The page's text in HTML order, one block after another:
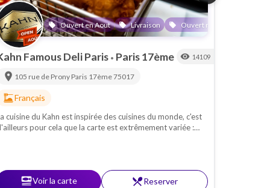
local_offer Ouvert en Aout local_offer Livraison local_offer Ouvert motsae chabbat
Famous Deli Paris • Paris 17ème visibility 14109
location_on 105 rue de Prony Paris 17ème75017
dinner_diningFrançais
cuisine du Kahn est inspirée des cuisines du monde, c'est
pour cela que la carte est extrêmement variée :
set_mealVoir la carte restaurant_menuReserver